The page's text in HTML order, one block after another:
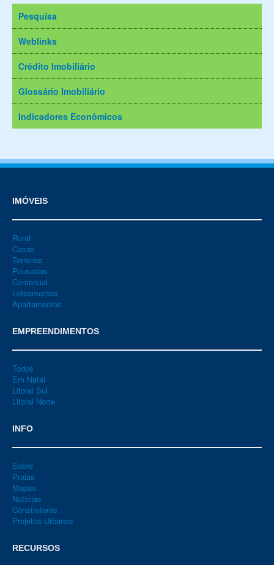
Pesquisa
Weblinks
Crédito Imobiliário
Glossário Imobiliário
Indicadores Econômicos
IMÓVEIS
Rural
Casas
Terrenos
Pousadas
Comercial
Loteamentos
Apartamentos
EMPREENDIMENTOS
Todos
Em Natal
Litoral Sul
Litoral Norte
INFO
Sobre
Praias
Mapas
Notícias
Construtoras
Projetos Urbanos
RECURSOS